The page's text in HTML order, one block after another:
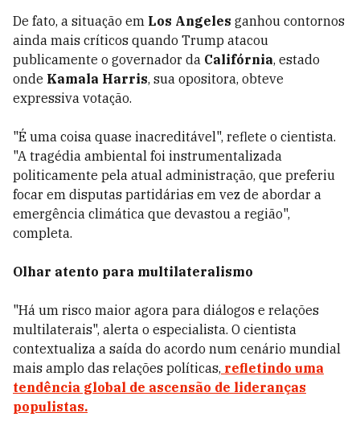
De fato, a situação em Los Angeles ganhou contornos
ainda mais críticos quando Trump atacou
publicamente o governador da Califórnia, estado
onde Kamala Harris, sua opositora, obteve
expressiva votação.
"É uma coisa quase inacreditável", reflete o cientista.
"A tragédia ambiental foi instrumentalizada
politicamente pela atual administração, que preferiu
focar em disputas partidárias em vez de abordar a
emergência climática que devastou a região",
completa.
Olhar atento para multilateralismo
"Há um risco maior agora para diálogos e relações
multilaterais", alerta o especialista. O cientista
contextualiza a saída do acordo num cenário mundial
mais amplo das relações políticas, refletindo uma
tendência global de ascensão de lideranças
populistas.